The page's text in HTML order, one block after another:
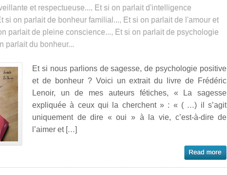
et respectueuse..., Et si on parlait d'intelligence
si on parlait de bonheur familial..., Et si on parlait de l'amour et
parlait de pleine conscience..., Et si on parlait de psychologie
parlait du bonheur...
Et si nous parlions de sagesse, de psychologie positive
et de bonheur ? Voici un extrait du livre de Frédéric
Lenoir, un de mes auteurs fétiches, « La sagesse
expliquée à ceux qui la cherchent » : « ( …) il s’agit
uniquement de dire « oui » à la vie, c’est-à-dire de
l’aimer et […]